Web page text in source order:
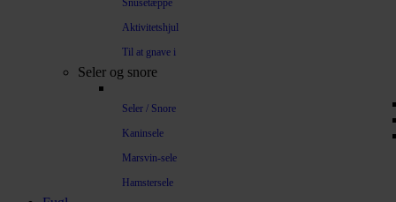
Snusetæppe
Aktivitetshjul
Til at gnave i
Seler og snore
Seler / Snore
Kaninsele
Marsvin-sele
Hamstersele